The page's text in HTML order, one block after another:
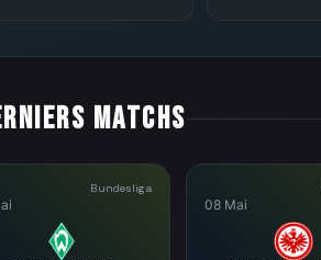
matchs
Bundesliga
08 Mai